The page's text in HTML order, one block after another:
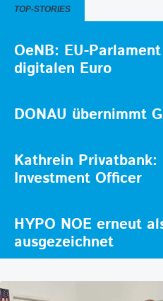
TOP-STORIES
OeNB: EU-
digitalen Euro
DONAU übernimmt
Kathrein Privatbank:
Investment Officer
HYPO NOE erneut
ausgezeichnet